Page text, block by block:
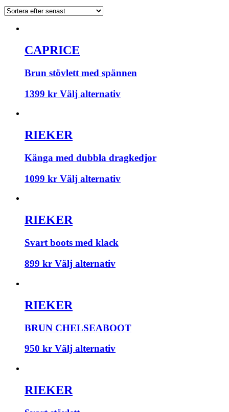
CAPRICE
Brun stövlett med spännen
1399 kr Välj alternativ
RIEKER
Känga med dubbla dragkedjor
1099 kr Välj alternativ
RIEKER
Svart boots med klack
899 kr Välj alternativ
RIEKER
BRUN CHELSEABOOT
950 kr Välj alternativ
RIEKER